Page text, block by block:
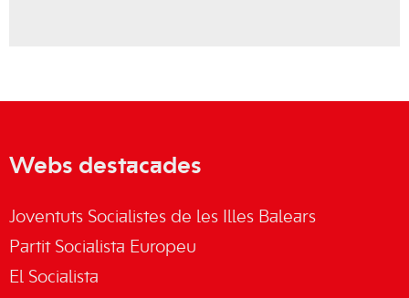
Webs destacades
Joventuts Socialistes de les Illes Balears
Partit Socialista Europeu
El Socialista